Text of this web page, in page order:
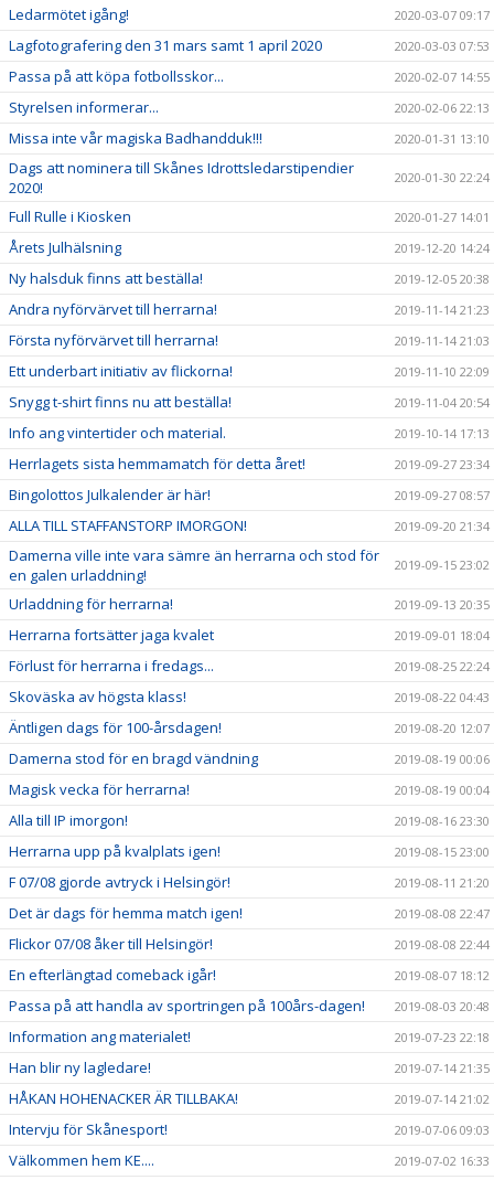
Ledarmötet igång! 2020-03-07 09:17
Lagfotografering den 31 mars samt 1 april 2020 2020-03-03 07:53
Passa på att köpa fotbollsskor... 2020-02-07 14:55
Styrelsen informerar... 2020-02-06 22:13
Missa inte vår magiska Badhandduk!!! 2020-01-31 13:10
Dags att nominera till Skånes Idrottsledarstipendier
2020!
2020-01-30 22:24
Full Rulle i Kiosken 2020-01-27 14:01
Årets Julhälsning 2019-12-20 14:24
Ny halsduk finns att beställa! 2019-12-05 20:38
Andra nyförvärvet till herrarna! 2019-11-14 21:23
Första nyförvärvet till herrarna! 2019-11-14 21:03
Ett underbart initiativ av flickorna! 2019-11-10 22:09
Snygg t-shirt finns nu att beställa! 2019-11-04 20:54
Info ang vintertider och material. 2019-10-14 17:13
Herrlagets sista hemmamatch för detta året! 2019-09-27 23:34
Bingolottos Julkalender är här! 2019-09-27 08:57
ALLA TILL STAFFANSTORP IMORGON! 2019-09-20 21:34
Damerna ville inte vara sämre än herrarna och stod för
en galen urladdning!
2019-09-15 23:02
Urladdning för herrarna! 2019-09-13 20:35
Herrarna fortsätter jaga kvalet 2019-09-01 18:04
Förlust för herrarna i fredags... 2019-08-25 22:24
Skoväska av högsta klass! 2019-08-22 04:43
Äntligen dags för 100-årsdagen! 2019-08-20 12:07
Damerna stod för en bragd vändning 2019-08-19 00:06
Magisk vecka för herrarna! 2019-08-19 00:04
Alla till IP imorgon! 2019-08-16 23:30
Herrarna upp på kvalplats igen! 2019-08-15 23:00
F 07/08 gjorde avtryck i Helsingör! 2019-08-11 21:20
Det är dags för hemma match igen! 2019-08-08 22:47
Flickor 07/08 åker till Helsingör! 2019-08-08 22:44
En efterlängtad comeback igår! 2019-08-07 18:12
Passa på att handla av sportringen på 100års-dagen! 2019-08-03 20:48
Information ang materialet! 2019-07-23 22:18
Han blir ny lagledare! 2019-07-14 21:35
HÅKAN HOHENACKER ÄR TILLBAKA! 2019-07-14 21:02
Intervju för Skånesport! 2019-07-06 09:03
Välkommen hem KE.... 2019-07-02 16:33